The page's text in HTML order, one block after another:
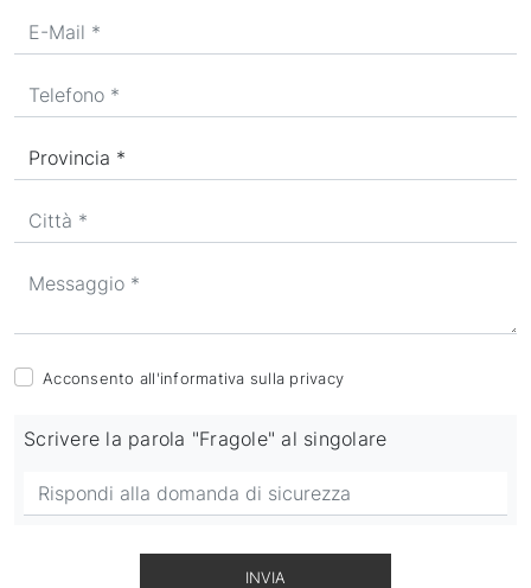
Acconsento all'informativa sulla privacy
Scrivere la parola "Fragole" al singolare
INVIA